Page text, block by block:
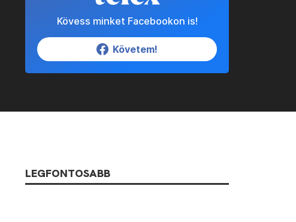
Kövess minket Facebookon is!
Követem!
LEGFONTOSABB